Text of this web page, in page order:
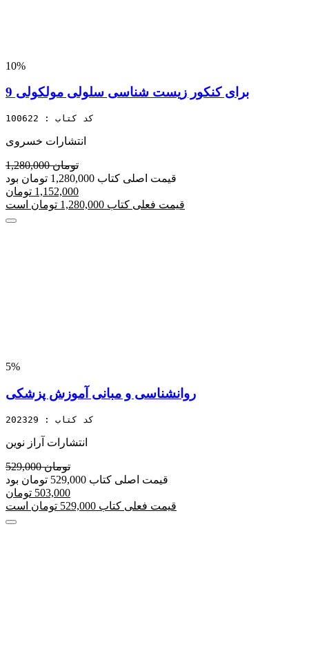
10%
برای کنکور زیست شناسی سلولی مولکولی 9
کد کتاب : 100622
انتشارات خسروی
1,280,000 تومان
قیمت اصلی کتاب 1,280,000 تومان بود
1,152,000 تومان
قیمت فعلی کتاب 1,280,000 تومان است
5%
روانشناسی و مبانی آموزش پزشکی
کد کتاب : 202329
انتشارات آراز نوین
529,000 تومان
قیمت اصلی کتاب 529,000 تومان بود
503,000 تومان
قیمت فعلی کتاب 529,000 تومان است